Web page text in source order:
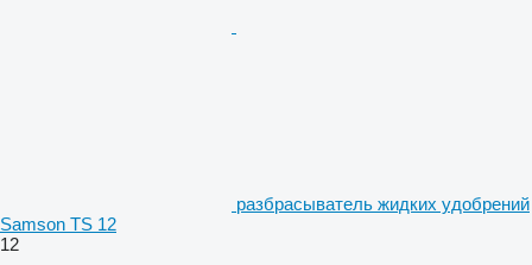
разбрасыватель жидких удобрений
Samson TS 12
12